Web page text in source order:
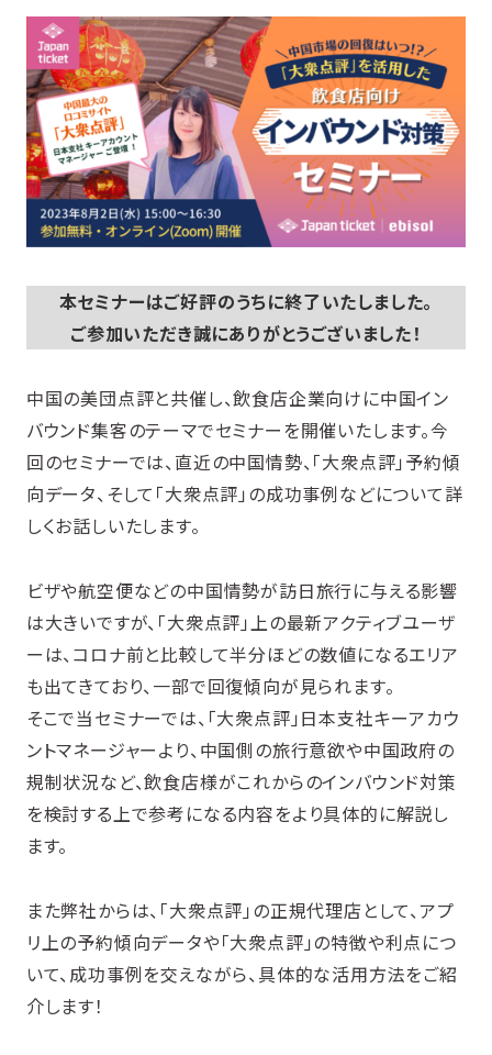
本セミナーはご好評のうちに終了いたしました。
ご参加いただき誠にありがとうございました！
中国の美団点評と共催し、飲食店企業向けに中国イン
バウンド集客のテーマでセミナーを開催いたします。今
回のセミナーでは、直近の中国情勢、「大衆点評」予約傾
向データ、そして「大衆点評」の成功事例などについて詳
しくお話しいたします。
ビザや航空便などの中国情勢が訪日旅行に与える影響
は大きいですが、「大衆点評」上の最新アクティブユーザ
ーは、コロナ前と比較して半分ほどの数値になるエリア
も出てきており、一部で回復傾向が見られます。
そこで当セミナーでは、「大衆点評」日本支社キーアカウ
ントマネージャーより、中国側の旅行意欲や中国政府の
規制状況など、飲食店様がこれからのインバウンド対策
を検討する上で参考になる内容をより具体的に解説し
ます。
また弊社からは、「大衆点評」の正規代理店として、アプ
リ上の予約傾向データや「大衆点評」の特徴や利点につ
いて、成功事例を交えながら、具体的な活用方法をご紹
介します！